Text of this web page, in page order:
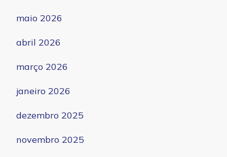
maio 2026
abril 2026
março 2026
janeiro 2026
dezembro 2025
novembro 2025